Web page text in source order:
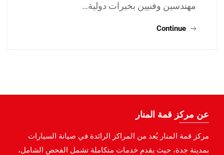
مهندسين وفنيين بخبرات دولية…
Continue
عن مركز قمة المنار
مركز قمة المنار يُعد من المراكز الرائدة في صيانة السيارات
بمدينة جدة، حيث يقدم خدمات متكاملة تشمل الفحص الشامل،